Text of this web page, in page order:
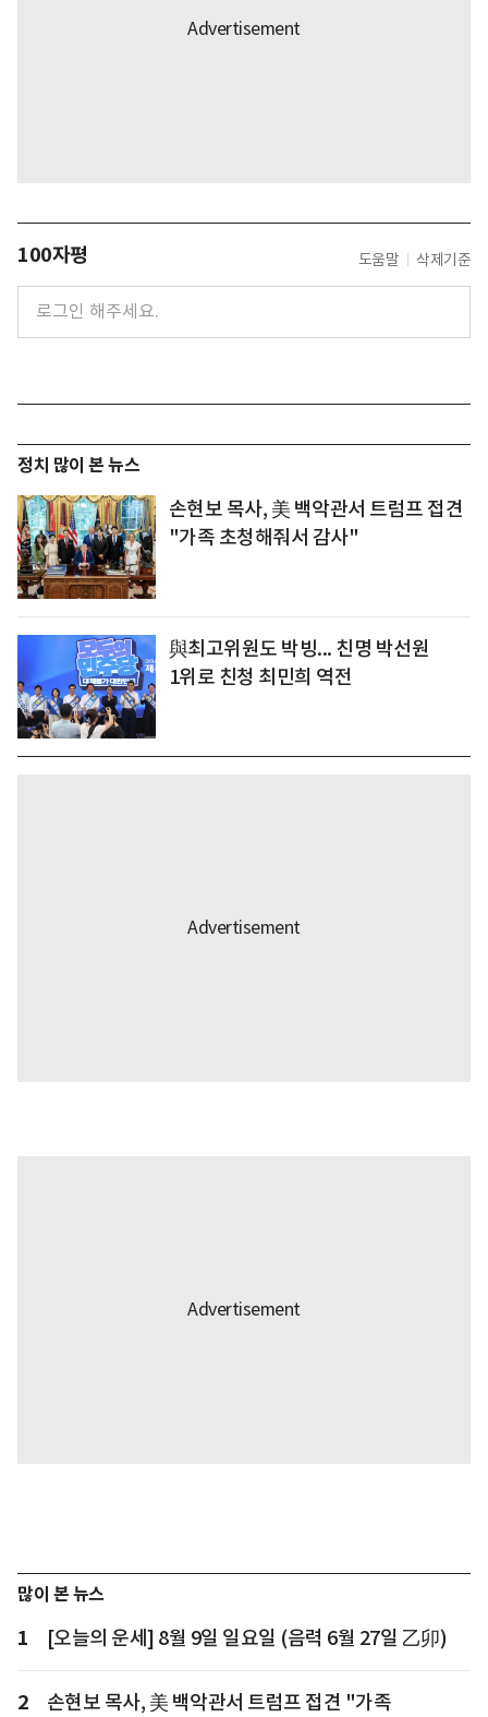
100자평 도움말 삭제기준
정치 많이 본 뉴스
손현보 목사, 美 백악관서 트럼프 접견
"가족 초청해줘서 감사"
與최고위원도 박빙... 친명 박선원
1위로 친청 최민희 역전
많이 본 뉴스
1 [오늘의 운세] 8월 9일 일요일 (음력 6월 27일 乙卯)
2
손현보 목사, 美 백악관서 트럼프 접견 "가족